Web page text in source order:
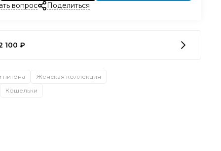
вопрос Поделиться
100 ₽
питона
Женская коллекция
Кошельки